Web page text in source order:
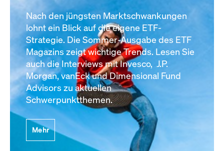
Nach den jüngsten Marktschwankungen
lohnt ein Blick auf die eigene ETF-
Strategie. Die Sommer-Ausgabe des ETF
Magazins zeigt wichtige Trends. Lesen Sie
auch die Interviews mit Invesco, J.P.
Morgan, vanEck und Dimensional Fund
Advisors zu aktuellen
Schwerpunktthemen.
Mehr